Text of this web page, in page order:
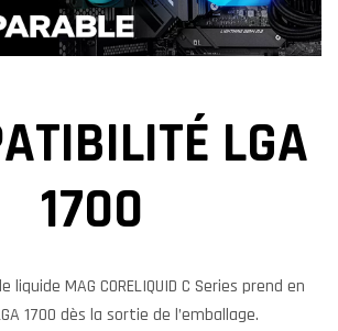
LGA
1700
MAG CORELIQUID C Series prend en
1700 dès la sortie de l’emballage.